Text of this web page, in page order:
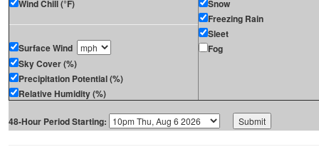
Wind Chill (°F)
Surface Wind
Sky Cover (%)
Precipitation Potential (%)
Relative Humidity (%)
Snow
Freezing Rain
Sleet
Fog
48-Hour Period Starting: